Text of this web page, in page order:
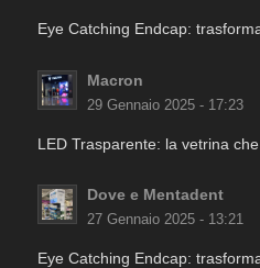
Eye Catching Endcap:
Macron
29 Gennaio 2025 - 17:23
LED Trasparente: la vetrina
Dove e Mentadent
27 Gennaio 2025 - 13:21
Eye Catching Endcap: